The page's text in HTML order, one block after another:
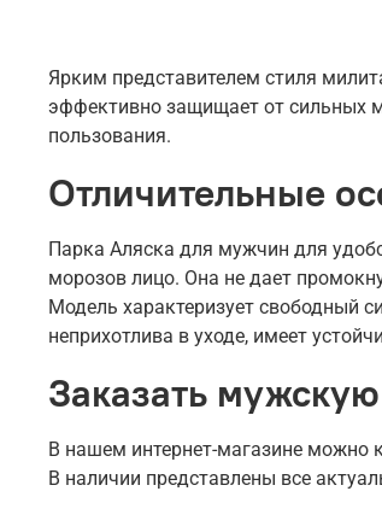
Ярким представителем стиля
эффективно защищает от сильных
пользования.
Отличительные
Парка Аляска для мужчин для
морозов лицо. Она не дает
Модель характеризует свободный
неприхотлива в уходе, имеет
Заказать
В нашем интернет-магазине можно
В наличии представлены все